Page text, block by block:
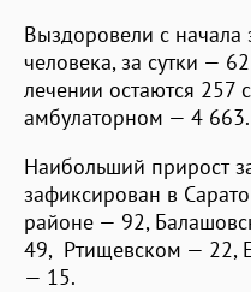
Выздоровели с
человека, за сутки —
лечении остаются 257
амбулаторном — 4
Наибольший прирост
зафиксирован в
районе — 92,
49, Ртищевском — 22,
— 15.